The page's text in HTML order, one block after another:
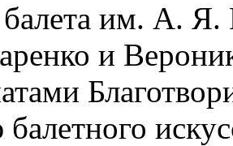
балета им. А.
и